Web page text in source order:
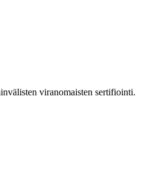
viranomaisten sertifiointi.